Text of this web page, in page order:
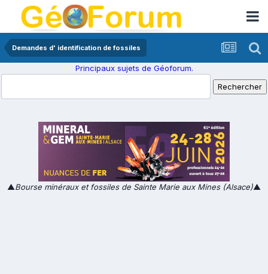
Demandes d' identification de fossiles
Principaux sujets de Géoforum.
▲Bourse minéraux et fossiles de Sainte Marie aux Mines (Alsace)▲